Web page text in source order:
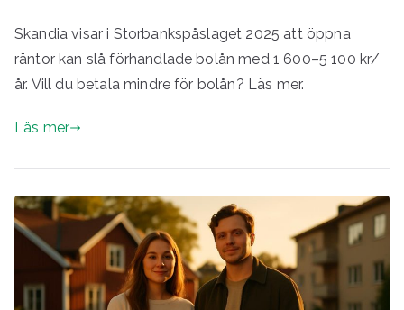
Skandia visar i Storbankspåslaget 2025 att öppna
räntor kan slå förhandlade bolån med 1 600–5 100 kr/
år. Vill du betala mindre för bolån? Läs mer.
Läs mer